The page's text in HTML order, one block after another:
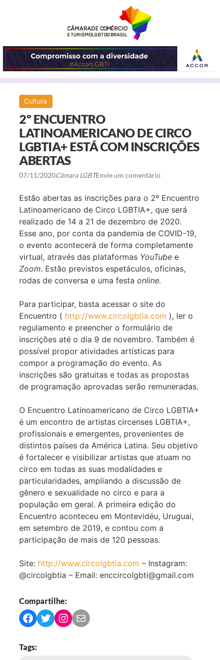
MENU
Cultura
2º ENCUENTRO
LATINOAMERICANO DE CIRCO
LGBTIA+ ESTÁ COM INSCRIÇÕES
ABERTAS
07/11/2020Câmara LGBTEnvie um comentário
Estão abertas as inscrições para o 2º Encuentro
Latinoamericano de Circo LGBTIA+, que será
realizado de 14 a 21 de dezembro de 2020.
Esse ano, por conta da pandemia de COVID-19,
o evento acontecerá de forma completamente
virtual, através das plataformas YouTube e
Zoom. Estão previstos espetáculos, oficinas,
rodas de conversa e uma festaonline.
Para participar, basta acessar o site do
Encuentro ( http://www.circolgbtia.com ), ler o
regulamento e preencher o formulário de
inscrições até o dia 9 de novembro. Também é
possível propor atividades artísticas para
compor a programação do evento. As
inscrições são gratuitas e todas as propostas
de programação aprovadas serão remuneradas.
O Encuentro Latinoamericano de Circo LGBTIA+
é um encontro de artistas circenses LGBTIA+,
profissionais e emergentes, provenientes de
distintos países da América Latina. Seu objetivo
é fortalecer e visibilizar artistas que atuam no
circo em todas as suas modalidades e
particularidades, ampliando a discussão de
gênero e sexualidade no circo e para a
população em geral. A primeira edição do
Encuentro aconteceu em Montevidéu, Uruguai,
em setembro de 2019, e contou com a
participação de mais de 120 pessoas.
Site: http://www.circolgbtia.com – Instagram:
@circolgbtia – Email:enccircolgbti@gmail.com
Compartilhe:
C
p
C
C
C
Tags: